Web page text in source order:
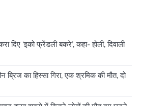
दिए ‘इको फ्रेंडली बकरे’, कहा- होली, दिवाली
ब्रिज का हिस्सा गिरा, एक श्रमिक की मौत, दो